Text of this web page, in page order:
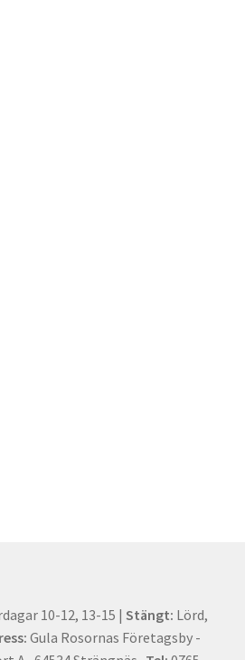
10-12, 13-15 | Stängt: Lörd,
Gula Rosornas Företagsby -